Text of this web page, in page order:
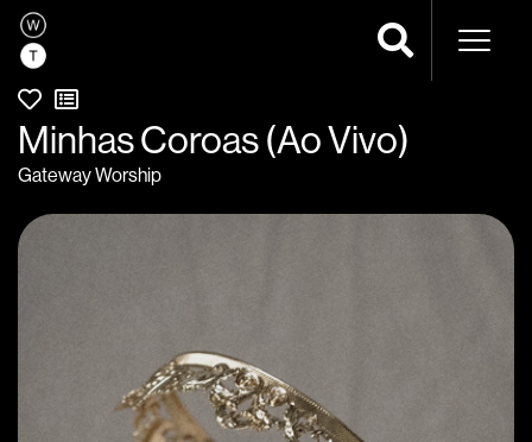
Minhas Coroas (Ao Vivo)
Gateway Worship